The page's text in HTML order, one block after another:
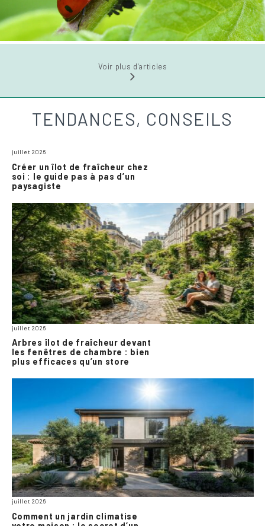
Voir plus d'articles
TENDANCES, CONSEILS
juillet 2026
Créer un îlot de fraîcheur chez
soi : le guide pas à pas d’un
paysagiste
juillet 2026
Arbres îlot de fraîcheur devant
les fenêtres de chambre : bien
plus efficaces qu’un store
juillet 2026
Comment un jardin climatise